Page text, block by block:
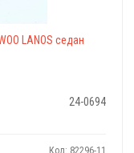
LANOS седан
24-0694